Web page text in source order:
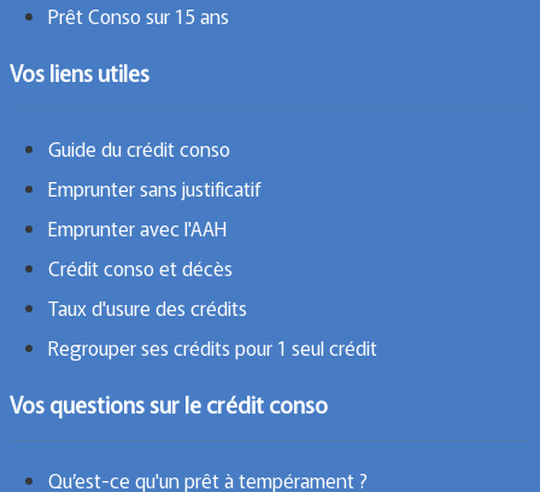
Prêt Conso sur 15 ans
Vos liens utiles
Guide du crédit conso
Emprunter sans justificatif
Emprunter avec l'AAH
Crédit conso et décès
Taux d'usure des crédits
Regrouper ses crédits pour 1 seul crédit
Vos questions sur le crédit conso
Qu’est-ce qu'un prêt à tempérament ?